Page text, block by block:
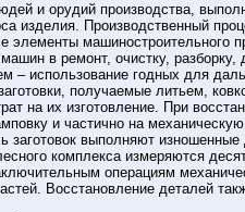
и орудий производства,
изделия. Производственный
машиностроительного
в ремонт, очистку,
использование годных для
получаемые литьем,
на их изготовление. При
и частично на
заготовок выполняют изношенные
комплекса измеряются
операциям
Восстановление деталей